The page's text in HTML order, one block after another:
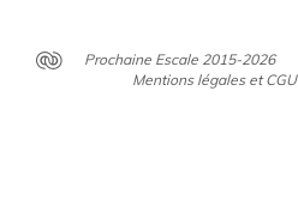
Prochaine Escale 2015-2026
Mentions légales et CGU